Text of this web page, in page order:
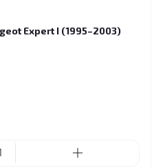
Expert I (1995–2003)